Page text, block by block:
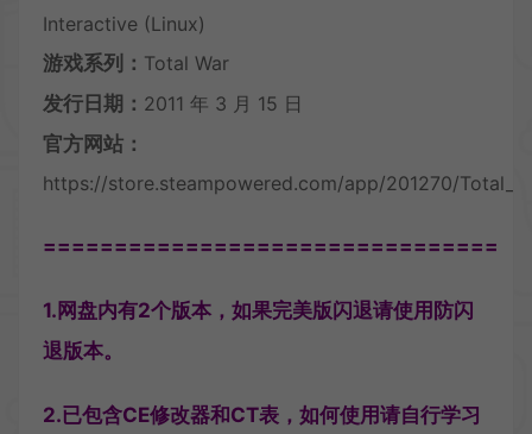
Interactive (Linux)
游戏系列： Total War
发行日期： 2011 年 3 月 15 日
官方网站：
https://store.steampowered.com/app/201270/
================================
1.网盘内有2个版本，如果完美版闪退请使用防闪
退版本。
2.已包含CE修改器和CT表，如何使用请自行学习